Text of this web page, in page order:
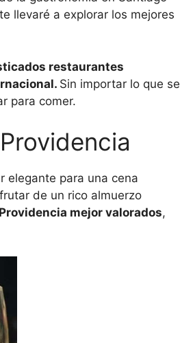
llevaré a explorar los mejores
restaurantes
Sin importar lo que se
para comer.
elegante para una cena
de un rico almuerzo
mejor valorados,